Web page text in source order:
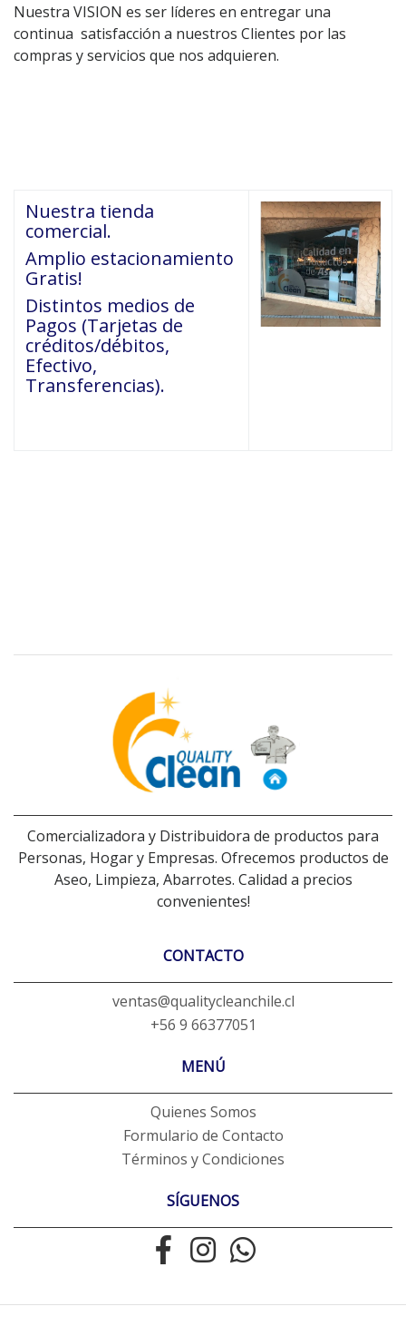
Nuestra VISION es ser líderes en entregar una
continua satisfacción a nuestros Clientes por las
compras y servicios que nos adquieren.
Nuestra tienda
comercial.
Amplio estacionamiento
Gratis!
Distintos medios de
Pagos (Tarjetas de
créditos/débitos,
Efectivo,
Transferencias).
Comercializadora y Distribuidora de productos para
Personas, Hogar y Empresas. Ofrecemos productos de
Aseo, Limpieza, Abarrotes. Calidad a precios
convenientes!
CONTACTO
ventas@qualitycleanchile.cl
+56 9 66377051
MENÚ
Quienes Somos
Formulario de Contacto
Términos y Condiciones
SÍGUENOS